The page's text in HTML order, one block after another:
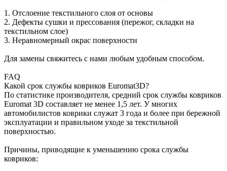
1. Отслоение текстильного слоя от основы
2. Дефекты сушки и прессования (пережог, складки на
текстильном слое)
3. Неравномерный окрас поверхности
Для замены свяжитесь с нами любым удобным способом.
FAQ
Какой срок службы ковриков Euromat3D?
По статистике производителя, средний срок службы ковриков
Euromat 3D составляет не менее 1,5 лет. У многих
автомобилистов коврики служат 3 года и более при бережной
эксплуатации и правильном уходе за текстильной
поверхностью.
Причины, приводящие к уменьшению срока службы
ковриков: